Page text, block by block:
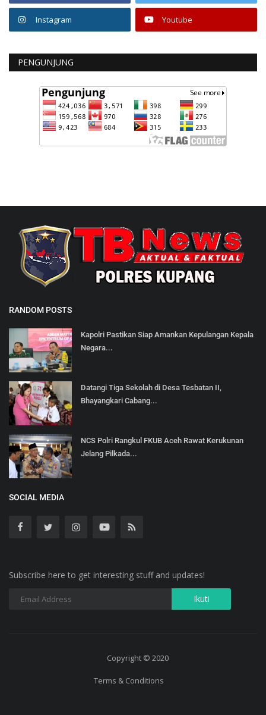
Instagram Youtube
PENGUNJUNG
RANDOM POSTS
Kapolri Pastikan Siap Amankan Kepulangan Kepala
Negara...
Datangi Tiga Sekolah di Desa Tesbatan II,
Bhayangkari Cabang...
NCS Polri Rangkul FKUB Aceh Rawat Kerukunan
Jelang Pilkada...
SOCIAL MEDIA
Subscribe here to get interesting stuff and updates!
Copyright © 2020
Terms & Conditions